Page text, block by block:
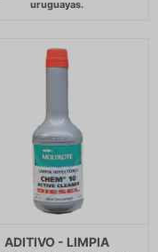
ADITIVO - LIMPIA